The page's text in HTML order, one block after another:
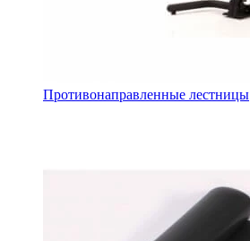
Противонаправленные лестницы